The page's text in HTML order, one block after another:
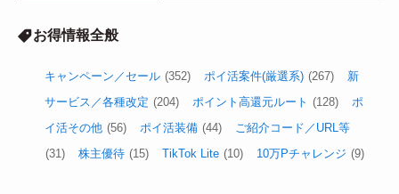
お得情報全般
キャンペーン／セール (352) ポイ活案件(厳選系) (267)
新
サービス／各種改定 (204) ポイント高還元ルート (128)
ポ
イ活その他 (56) ポイ活装備 (44)
ご紹介コード／URL等
(31)
株主優待 (15) TikTok Lite (10) 10万Pチャレンジ (9)